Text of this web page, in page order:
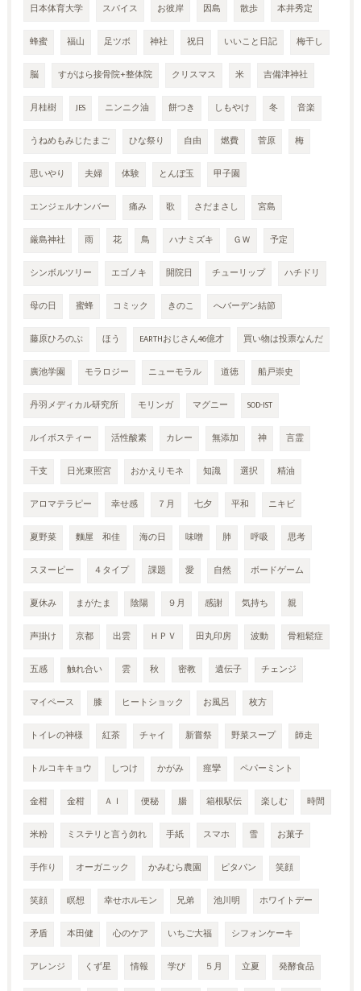
日本体育大学 スパイス お彼岸 因島 散歩 本井秀定
蜂蜜 福山 足ツボ 神社 祝日 いいこと日記 梅干し
脳 すがはら接骨院+整体院 クリスマス 米 吉備津神社
月桂樹 JES ニンニク油 餅つき しもやけ 冬 音楽
うねめもみじたまご ひな祭り 自由 燃費 菅原 梅
思いやり 夫婦 体験 とんぼ玉 甲子園
エンジェルナンバー 痛み 歌 さだまさし 宮島
厳島神社 雨 花 鳥 ハナミズキ ＧＷ 予定
シンボルツリー エゴノキ 開院日 チューリップ ハチドリ
母の日 蜜蜂 コミック きのこ へバーデン結節
藤原ひろのぶ ほう EARTHおじさん46億才 買い物は投票なんだ
廣池学園 モラロジー ニューモラル 道徳 船戸崇史
丹羽メディカル研究所 モリンガ マグニー SOD-IST
ルイボスティー 活性酸素 カレー 無添加 神 言霊
干支 日光東照宮 おかえりモネ 知識 選択 精油
アロマテラピー 幸せ感 ７月 七夕 平和 ニキビ
夏野菜 麵屋 和佳 海の日 味噌 肺 呼吸 思考
スヌーピー ４タイプ 課題 愛 自然 ボードゲーム
夏休み まがたま 陰陽 ９月 感謝 気持ち 親
声掛け 京都 出雲 ＨＰＶ 田丸印房 波動 骨粗鬆症
五感 触れ合い 雲 秋 密教 遺伝子 チェンジ
マイペース 膝 ヒートショック お風呂 枚方
トイレの神様 紅茶 チャイ 新嘗祭 野菜スープ 師走
トルコキキョウ しつけ かがみ 痙攣 ペパーミント
金柑 金柑 ＡＩ 便秘 腸 箱根駅伝 楽しむ 時間
米粉 ミステリと言う勿れ 手紙 スマホ 雪 お菓子
手作り オーガニック かみむら農園 ピタパン 笑顔
笑顔 瞑想 幸せホルモン 兄弟 池川明 ホワイトデー
矛盾 本田健 心のケア いちご大福 シフォンケーキ
アレンジ くず星 情報 学び ５月 立夏 発酵食品